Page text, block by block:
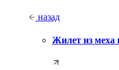
назад
Жилет из меха